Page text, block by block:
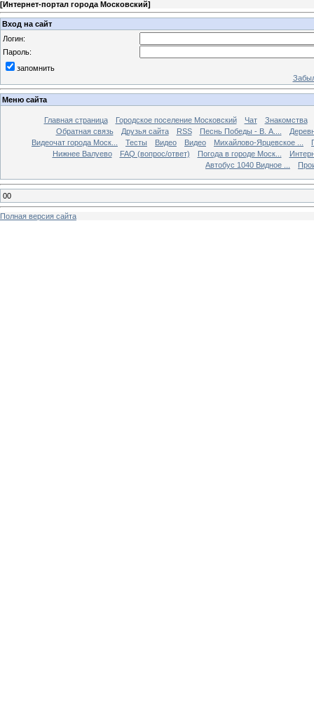
[Интернет-портал города Московский]
Вход на сайт
Логин:
Пароль:
запомнить
Меню сайта
Главная страница Городское поселение Московский Чат
Знакомства
Обратная связь
Друзья сайта RSS Песнь Победы - В. А....
Видеочат города Моск...
Тесты Видео Видео Михайлово-Ярцевское ...
Нижнее Валуево
FAQ (вопрос/ответ) Погода в городе Моск...
Автобус 1040 Видное ...
00
Полная версия сайта